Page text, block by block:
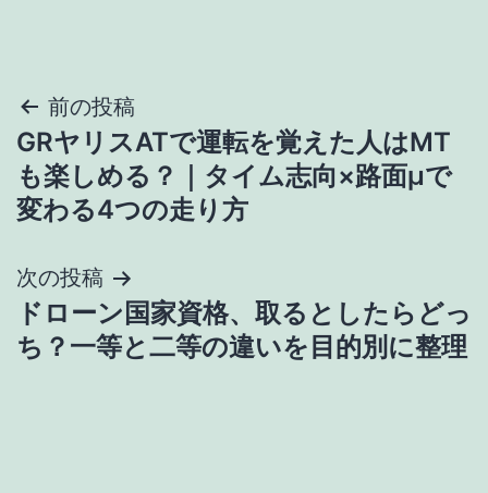
投
稿
ナ
ビ
ゲ
ー
前の投稿
GRヤリスATで運転を覚えた人はMT
も楽しめる？｜タイム志向×路面μで
変わる4つの走り方
次の投稿
ドローン国家資格、取るとしたらどっ
ち？一等と二等の違いを目的別に整理